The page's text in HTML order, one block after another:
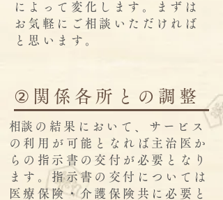
によって変化します。まずは
お気軽にご相談いただければ
と思います。
②関係各所との調整
​相談の結果において、サービス
の利用が可能となれば主治医か
らの指示書の交付が必要となり
ます。指示書の交付については
医療保険・介護保険共に必要と